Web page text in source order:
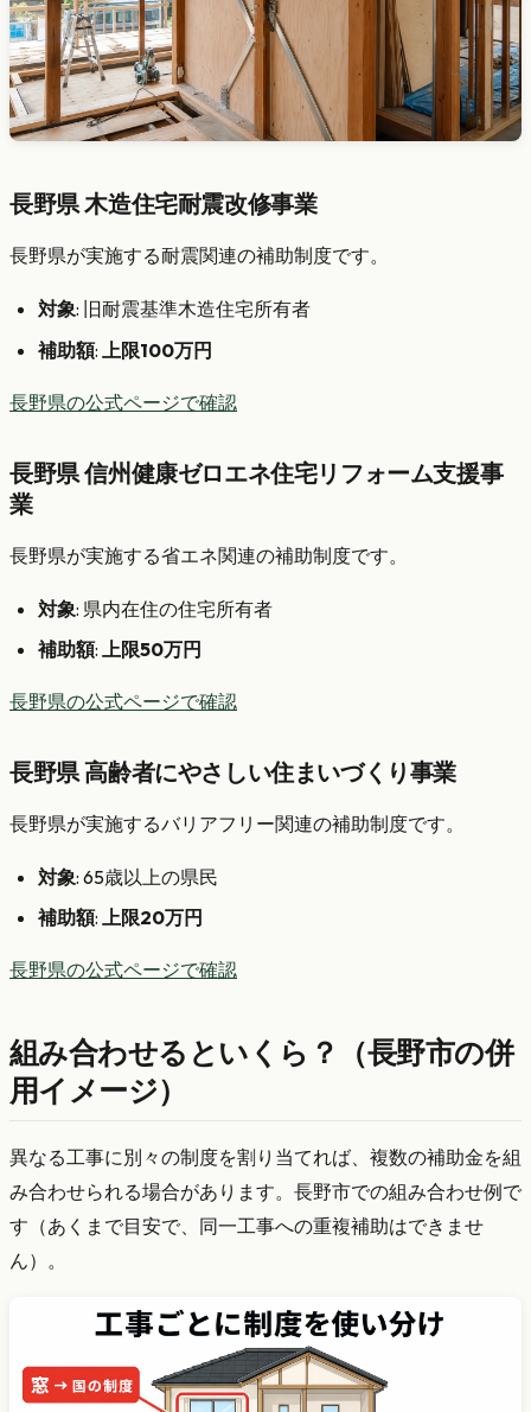
長野県 木造住宅耐震改修事業
長野県が実施する耐震関連の補助制度です。
対象: 旧耐震基準木造住宅所有者
補助額: 上限100万円
長野県の公式ページで確認
長野県 信州健康ゼロエネ住宅リフォーム支援事
業
長野県が実施する省エネ関連の補助制度です。
対象: 県内在住の住宅所有者
補助額: 上限50万円
長野県の公式ページで確認
長野県 高齢者にやさしい住まいづくり事業
長野県が実施するバリアフリー関連の補助制度です。
対象: 65歳以上の県民
補助額: 上限20万円
長野県の公式ページで確認
組み合わせるといくら？（長野市の併
用イメージ）
異なる工事に別々の制度を割り当てれば、複数の補助金を組
み合わせられる場合があります。長野市での組み合わせ例で
す（あくまで目安で、同一工事への重複補助はできませ
ん）。